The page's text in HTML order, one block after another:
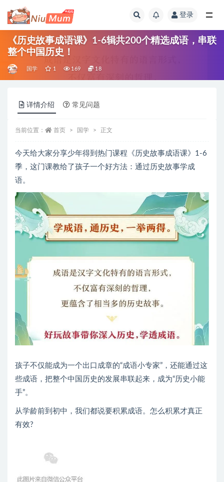
登录
《历史故事成语课》1-6辑共200个精选成语，串联
整个中国历史！
国学 1 169 18
详情介绍 常见问题
当前位置： 首页 国学 正文
今天给大家分享少年得到热门课程《历史故事成语课》1-6
季，这门课教给了孩子一个好方法：通过历史故事学成
语。
孩子不仅能成为一个出口成章的“成语小专家”，还能通过这
些成语，把整个中国历史的发展串联起来，成为“历史小能
手”。
从学龄前到初中，我们都说要积累成语。怎么积累才真正
有效?